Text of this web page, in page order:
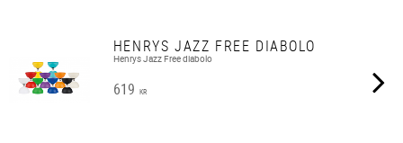
HENRYS JAZZ FREE DIABOLO
Henrys Jazz Free diabolo
619 KR